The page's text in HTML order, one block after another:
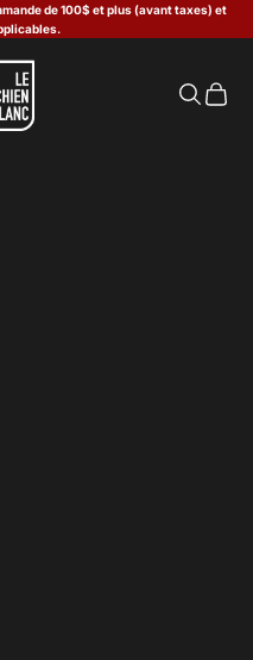
de 100$ et plus (avant taxes) et
Blanc Panier